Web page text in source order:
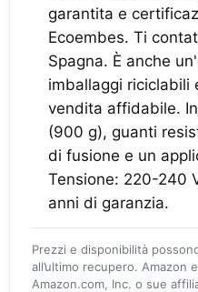
garantita e
Ecoembes. Ti
Spagna. È anche
imballaggi riciclabili
vendita affidabile.
(900 g), guanti
di fusione e un
Tensione: 220-240
anni di garanzia.
Prezzi e disponibilità
all’ultimo recupero. Amazon
Amazon.com, Inc. o sue